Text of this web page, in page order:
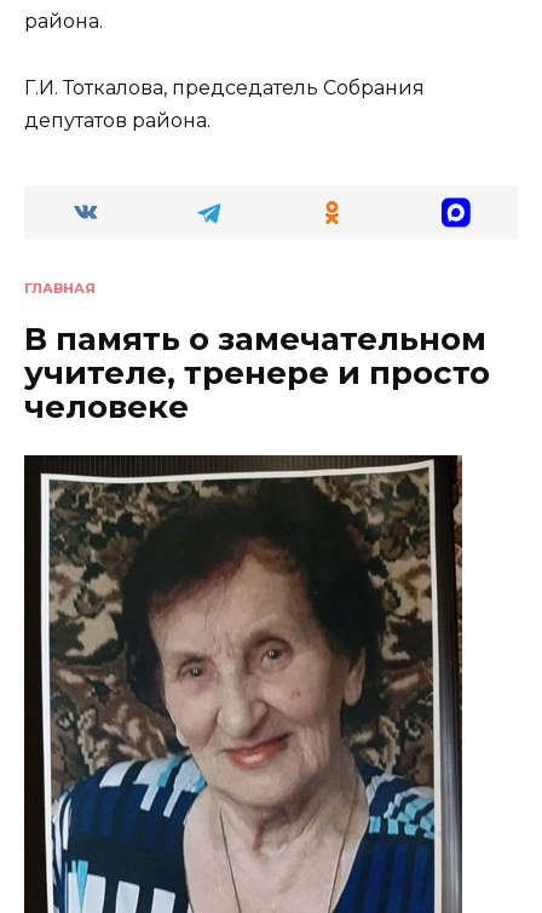
района.
Г.И. Тоткалова, председатель Собрания
депутатов района.
ГЛАВНАЯ
В память о замечательном
учителе, тренере и просто
человеке